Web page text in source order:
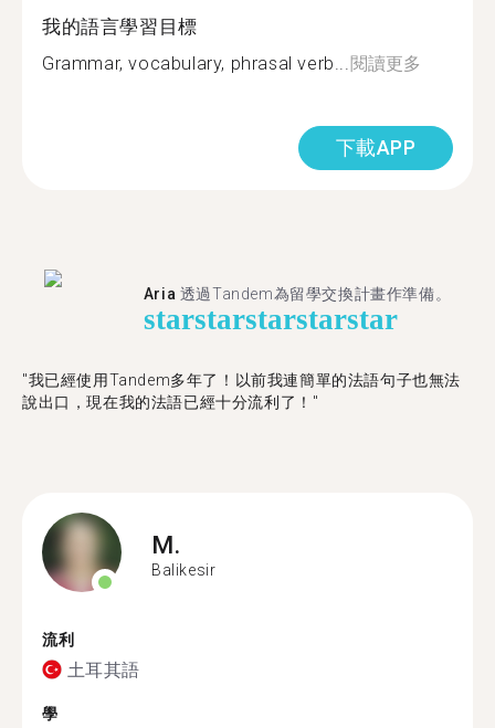
我的語言學習目標
Grammar, vocabulary, phrasal verb...閱讀更多
下載APP
Aria 透過Tandem為留學交換計畫作準備。
starstarstarstarstar
"我已經使用Tandem多年了！以前我連簡單的法語句子也無法
說出口，現在我的法語已經十分流利了！"
M.
Balikesir
流利
土耳其語
學